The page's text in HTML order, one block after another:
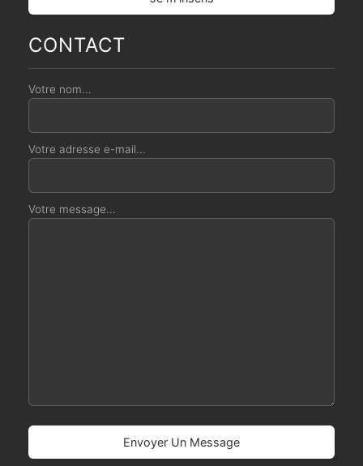
CONTACT
Votre nom...
Votre adresse e-mail...
Votre message...